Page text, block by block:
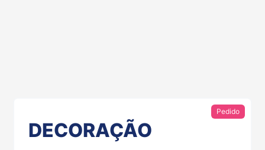
Pedido
DECORAÇÃO